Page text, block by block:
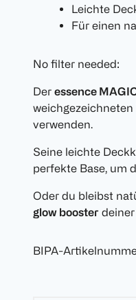
Leichte
Für einen
No filter needed:
Der essence
verwenden.
Seine leichte
perfekte Base, um
Oder du bleibst
glow booster
BIPA-